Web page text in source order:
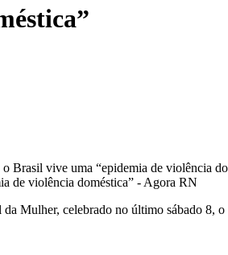
Brasil vive uma “epidemia de violência
Mulher, celebrado no último sábado 8,